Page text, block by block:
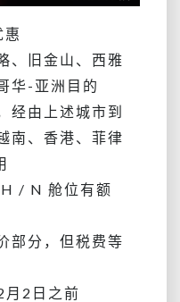
惠
、旧金山、西雅
华-亚洲目的
经由上述城市到
南、香港、菲律
/ N 舱位有额
部分，但税费等
月2日之前